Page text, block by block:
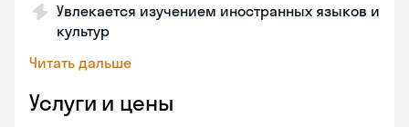
Увлекается изучением иностранных языков и
культур
Читать дальше
Услуги и цены